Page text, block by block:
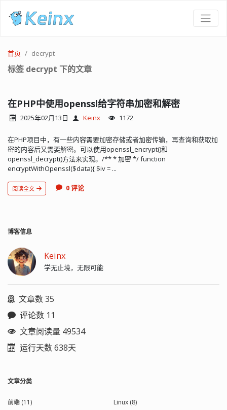
首页 decrypt
标签 decrypt 下的文章
在PHP中使用openssl给字符串加密和解密
2025年02月13日 Keinx 1172
在PHP项目中，有一些内容需要加密存储或者加密传输，再查询和获取加
密的内容后又需要解密。可以使用openssl_encrypt()和
openssl_decrypt()方法来实现。/** * 加密 */ function
encryptWithOpenssl($data){ $iv = ...
阅读全文 0 评论
博客信息
Keinx
学无止境，无限可能
文章数 35
评论数 11
文章阅读量 49534
运行天数 638天
文章分类
前端 (11)
Linux (8)